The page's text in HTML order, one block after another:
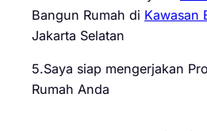
Bangun Rumah di Kawasan
Jakarta Selatan
5.Saya siap mengerjakan
Rumah Anda